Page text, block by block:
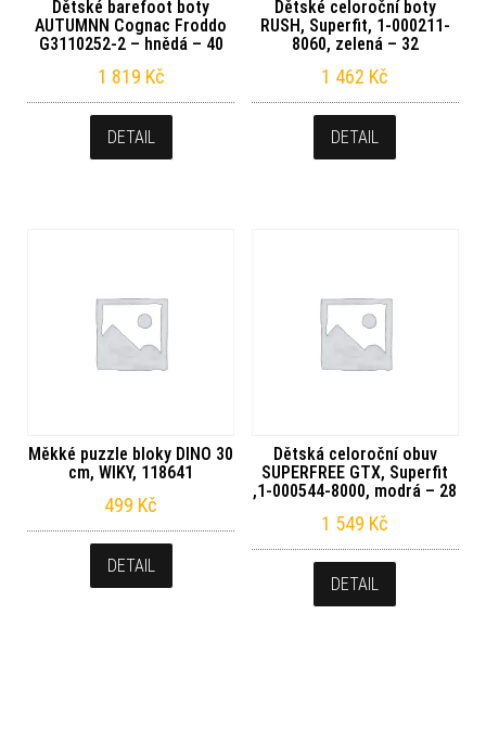
Dětské barefoot boty
AUTUMNN Cognac Froddo
G3110252-2 – hnědá – 40
1 819 Kč
DETAIL
Dětské celoroční boty
RUSH, Superfit, 1-000211-
8060, zelená – 32
1 462 Kč
DETAIL
Měkké puzzle bloky DINO 30
cm, WIKY, 118641
499 Kč
DETAIL
Dětská celoroční obuv
SUPERFREE GTX, Superfit
,1-000544-8000, modrá – 28
1 549 Kč
DETAIL